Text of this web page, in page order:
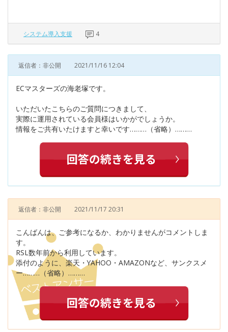
システム導入支援 4
返信者：非公開 2021/11/16 12:04
ECマスターズの海老塚です。
いただいたこちらのご質問につきまして、
実際に運用されている会員様はいかがでしょうか。
情報をご共有いたけますと幸いです………（省略）………
返信者：非公開 2021/11/17 20:31
こんばんは、ご参考になるか、わかりませんがコメントしま
す。
RSL数年前から利用しています。
添付のように、楽天・YAHOO・AMAZONなど、サンクスメ
ー………（省略）………